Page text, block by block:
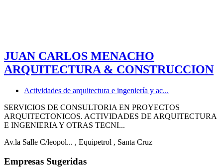
JUAN CARLOS MENACHO
ARQUITECTURA & CONSTRUCCION
Actividades de arquitectura e ingeniería y ac...
SERVICIOS DE CONSULTORIA EN PROYECTOS
ARQUITECTONICOS. ACTIVIDADES DE ARQUITECTURA
E INGENIERIA Y OTRAS TECNI...
Av.la Salle C/leopol... , Equipetrol , Santa Cruz
Empresas Sugeridas